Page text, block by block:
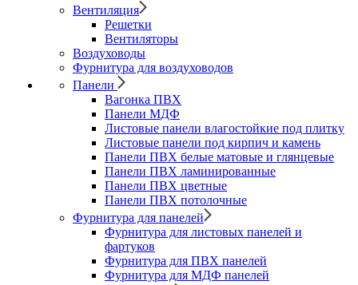
Вентиляция
Решетки
Вентиляторы
Воздуховоды
Фурнитура для воздуховодов
Панели
Вагонка ПВХ
Панели МДФ
Листовые панели влагостойкие под плитку
Листовые панели под кирпич и камень
Панели ПВХ белые матовые и глянцевые
Панели ПВХ ламинированные
Панели ПВХ цветные
Панели ПВХ потолочные
Фурнитура для панелей
Фурнитура для листовых панелей и
фартуков
Фурнитура для ПВХ панелей
Фурнитура для МДФ панелей